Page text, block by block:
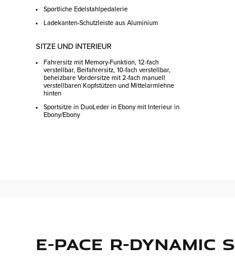
Sportliche Edelstahlpedalerie
Ladekanten-Schutzleiste aus Aluminium
SITZE UND INTERIEUR
Fahrersitz mit Memory-Funktion, 12-fach
verstellbar, Beifahrersitz, 10-fach verstellbar,
beheizbare Vordersitze mit 2-fach manuell
verstellbaren Kopfstützen und Mittelarmlehne
hinten
Sportsitze in DuoLeder in Ebony mit Interieur in
Ebony/Ebony
E-PACE R-DYNAMIC S